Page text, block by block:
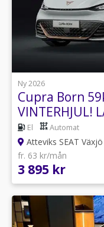
Ny 2026
Cupra Born
VINTERHJUL!
VINTERHJUL!
El Automat
Atteviks SEAT Växjö
fr. 63 kr/mån
3 895 kr